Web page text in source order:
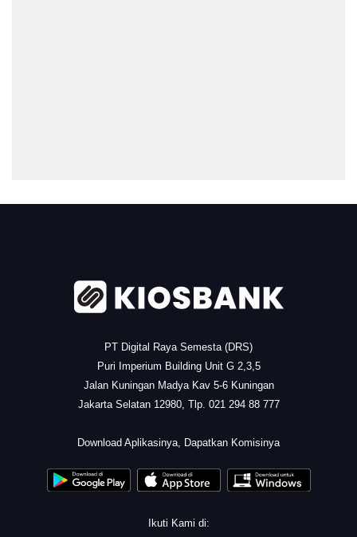
PT Digital Raya Semesta (DRS)
Puri Imperium Building Unit G 2,3,5
Jalan Kuningan Madya Kav 5-6 Kuningan
Jakarta Selatan 12980, Tlp. 021 294 88 777
Download Aplikasinya, Dapatkan Komisinya
Ikuti Kami di: